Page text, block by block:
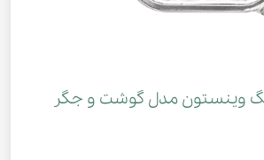
وینستون مدل گوشت و جگر